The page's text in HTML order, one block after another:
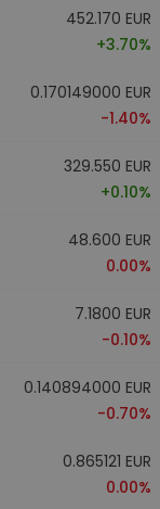
452.170 EUR
+3.70%
0.170149000 EUR
-1.40%
329.550 EUR
+0.10%
48.600 EUR
0.00%
7.1800 EUR
-0.10%
0.140894000 EUR
-0.70%
0.865121 EUR
0.00%